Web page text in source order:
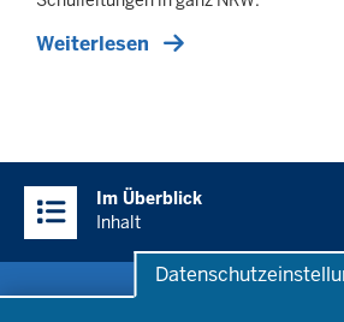
Weiterlesen
Inhalte
Im Überblick
Inhalt